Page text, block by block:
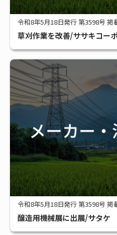
令和8年5月18日発行 第3598号 掲
草刈作業を改善/ササキコー
令和8年5月18日発行 第3598号 掲
醸造用機械展に出展/サタケ